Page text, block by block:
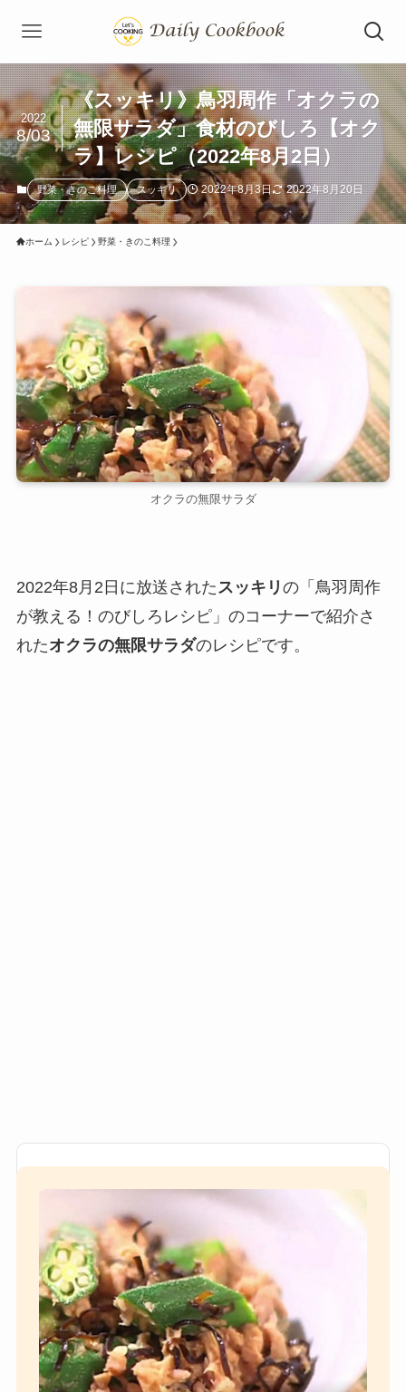
《スッキリ》鳥羽周作「オクラの
無限サラダ」食材のびしろ【オク
ラ】レシピ（2022年8月2日）
2022
8/03
野菜・きのこ料理 スッキリ 2022年8月3日 2022年8月20日
ホーム レシピ 野菜・きのこ料理
オクラの無限サラダ
2022年8月2日に放送された スッキリ の「鳥羽周作
が教える！のびしろレシピ」のコーナーで紹介さ
れたオクラの無限サラダのレシピです。